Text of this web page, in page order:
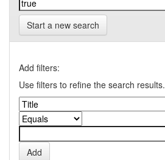
Start a new search
Add filters:
Use filters to refine the search results.